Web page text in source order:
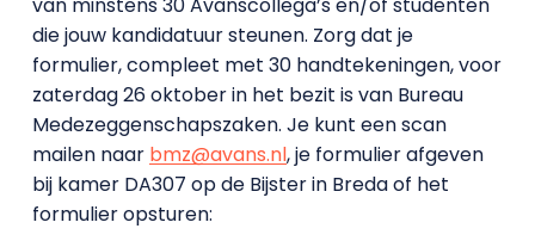
die jouw kandidatuur steunen. Zorg dat je
formulier, compleet met 30 handtekeningen, voor
zaterdag 26 oktober in het bezit is van Bureau
Medezeggenschapszaken. Je kunt een scan
mailen naar bmz@avans.nl, je formulier afgeven
bij kamer DA307 op de Bijster in Breda of het
formulier opsturen: